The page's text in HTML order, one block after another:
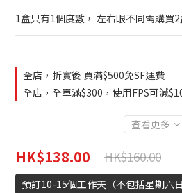
1盒只有1個度數， 左右眼不同需購買
全店，折實後 買滿$500免SF運費
全店，全單滿$300，使用FPS可減
查看更多
HK$138.00 HK$160.00
預訂10-15個工作天（不包括星期六